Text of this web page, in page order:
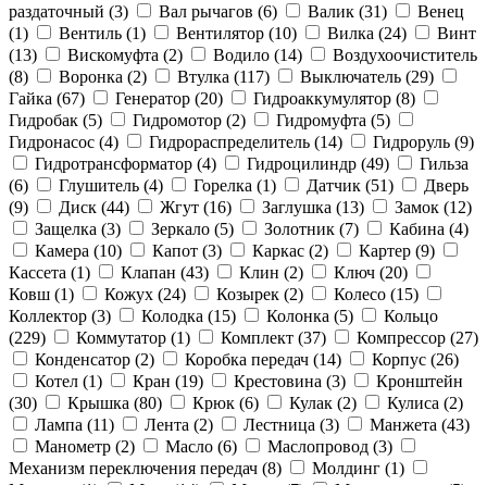
раздаточный (3) Вал рычагов (6) Валик (31)
Венец
(1) Вентиль (1) Вентилятор (10) Вилка (24)
Винт
(13) Вискомуфта (2) Водило (14)
Воздухоочиститель
(8) Воронка (2) Втулка (117) Выключатель (29)
Гайка (67) Генератор (20) Гидроаккумулятор (8)
Гидробак (5) Гидромотор (2) Гидромуфта (5)
Гидронасос (4) Гидрораспределитель (14) Гидроруль (9)
Гидротрансформатор (4) Гидроцилиндр (49)
Гильза
(6) Глушитель (4) Горелка (1) Датчик (51)
Дверь
(9) Диск (44) Жгут (16) Заглушка (13) Замок (12)
Защелка (3) Зеркало (5) Золотник (7) Кабина (4)
Камера (10) Капот (3) Каркас (2) Картер (9)
Кассета (1) Клапан (43) Клин (2) Ключ (20)
Ковш (1) Кожух (24) Козырек (2) Колесо (15)
Коллектор (3) Колодка (15) Колонка (5)
Кольцо
(229) Коммутатор (1) Комплект (37) Компрессор (27)
Конденсатор (2) Коробка передач (14) Корпус (26)
Котел (1) Кран (19) Крестовина (3)
Кронштейн
(30) Крышка (80) Крюк (6) Кулак (2) Кулиса (2)
Лампа (11) Лента (2) Лестница (3) Манжета (43)
Манометр (2) Масло (6) Маслопровод (3)
Механизм переключения передач (8) Молдинг (1)